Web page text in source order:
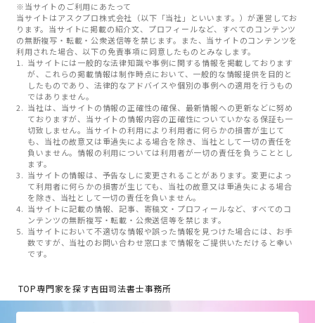
※当サイトのご利用にあたって
当サイトはアスクプロ株式会社（以下「当社」といいます。）が運営してお
ります。当サイトに掲載の紹介文、プロフィールなど、すべてのコンテンツ
の無断複写・転載・公衆送信等を禁じます。また、当サイトのコンテンツを
利用された場合、以下の免責事項に同意したものとみなします。
当サイトには一般的な法律知識や事例に関する情報を掲載しております
が、これらの掲載情報は制作時点において、一般的な情報提供を目的と
したものであり、法律的なアドバイスや個別の事例への適用を行うもの
ではありません。
当社は、当サイトの情報の正確性の確保、最新情報への更新などに努め
ておりますが、当サイトの情報内容の正確性についていかなる保証も一
切致しません。当サイトの利用により利用者に何らかの損害が生じて
も、当社の故意又は重過失による場合を除き、当社として一切の責任を
負いません。情報の利用については利用者が一切の責任を負うこととし
ます。
当サイトの情報は、予告なしに変更されることがあります。変更によっ
て利用者に何らかの損害が生じても、当社の故意又は重過失による場合
を除き、当社として一切の責任を負いません。
当サイトに記載の情報、記事、寄稿文・プロフィールなど、すべてのコ
ンテンツの無断複写・転載・公衆送信等を禁じます。
当サイトにおいて不適切な情報や誤った情報を見つけた場合には、お手
数ですが、当社のお問い合わせ窓口まで情報をご提供いただけると幸い
です。
TOP専門家を探す吉田司法書士事務所